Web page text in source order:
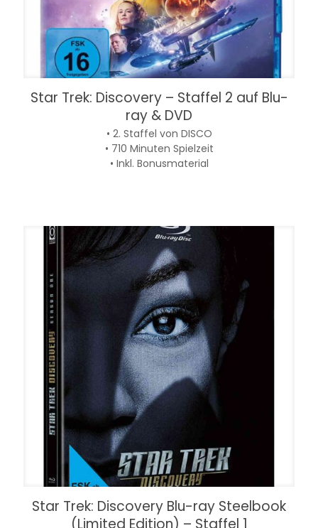
Star Trek: Discovery – Staffel 2 auf Blu-
ray & DVD
• 2. Staffel von DISCO
• 710 Minuten Spielzeit
• Inkl. Bonusmaterial
Star Trek: Discovery Blu-ray Steelbook
(Limited Edition) – Staffel 1